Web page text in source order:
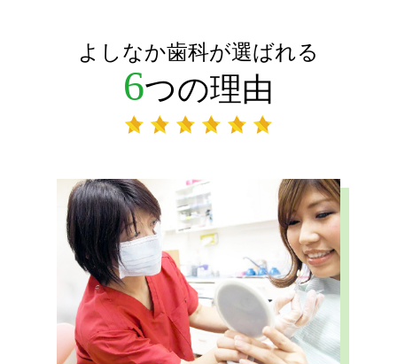
よしなか歯科が選ばれる
6つの理由